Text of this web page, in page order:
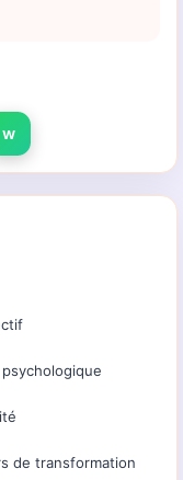
w
de transformation